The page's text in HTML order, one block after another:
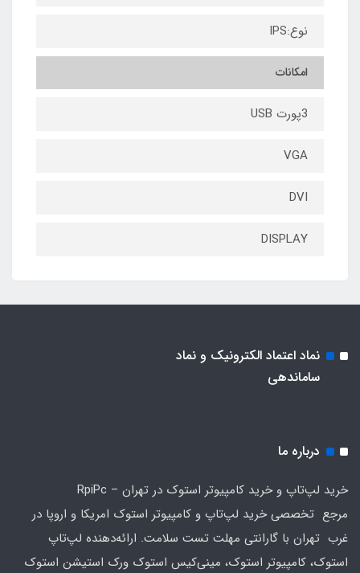
نوع:IPS
امکانات
3پورت USB
VGA
DVI
DISPLAY
نماد اعتماد الکترونیک و نماد
ساماندهی
درباره ما
خرید لپ‌تاپ و خرید کامپیوتر استوک در تهران – RpiPc
مرجع تخصصی خرید لپ‌تاپ و کامپیوتر استوک امریکا و اروپا در
غرب تهران با گارانتی مهلت تست سلامت. ارائه‌دهنده لپ‌تاپ
استوک، کامپیوتر استوک، مینی‌کیس استوک ورک استیشن استوک